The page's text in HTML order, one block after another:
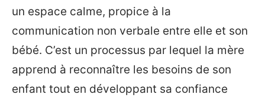
un espace calme, propice à la
communication non verbale entre elle et son
bébé. C’est un processus par lequel la mère
apprend à reconnaître les besoins de son
enfant tout en développant sa confiance